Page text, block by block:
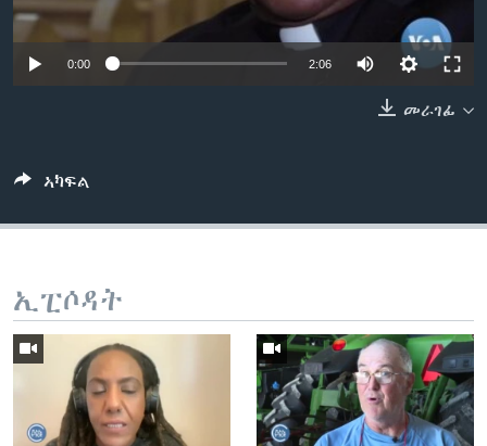
ቂሔ ጽልሚ
ቋንቋታት
0:00 2:06
መራገፊ
ኣካፍል
ኢፒሶዳት